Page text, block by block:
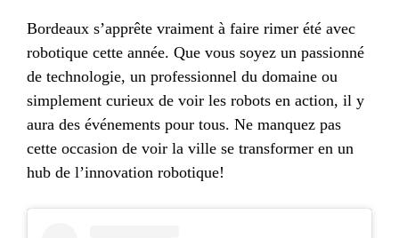
Bordeaux s’apprête vraiment à faire rimer été avec
robotique cette année. Que vous soyez un passionné
de technologie, un professionnel du domaine ou
simplement curieux de voir les robots en action, il y
aura des événements pour tous. Ne manquez pas
cette occasion de voir la ville se transformer en un
hub de l’innovation robotique!